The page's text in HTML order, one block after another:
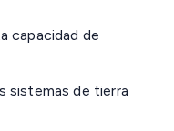
capacidad de
sistemas de tierra